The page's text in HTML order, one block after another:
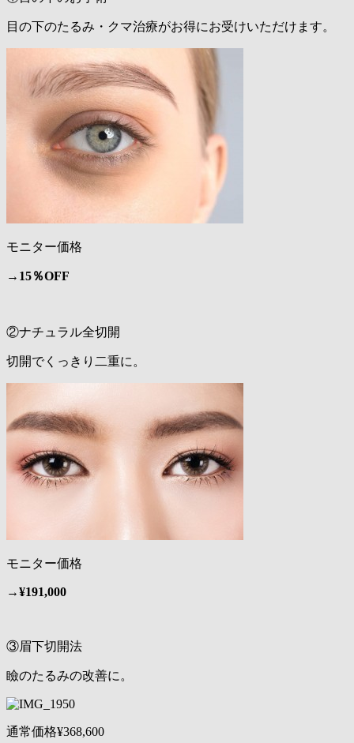
目の下のたるみ・クマ治療がお得にお受けいただけます。
モニター価格
→ 15％OFF
②ナチュラル全切開
切開でくっきり二重に。
モニター価格
→¥191,000
③眉下切開法
瞼のたるみの改善に。
通常価格¥368,600